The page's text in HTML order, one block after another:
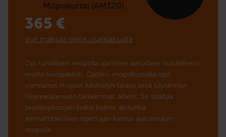
Mopokurssi (AM120)
365 €
Voit maksaa myös osamaksulla
Opi turvallisen mopolla ajamisen perusteet huolellisesti
mutta kompaktisti. Optimi-mopokurssilla opit
olennaiset mopon käsittelyn taidot sekä käytännön
liikenneajamisen tärkeimmät aiheet. Se sisältää
teoriaopintojen lisäksi kolme ajotuntia
ammattitaitoisen opettajan kanssa autokoulun
mopolla.